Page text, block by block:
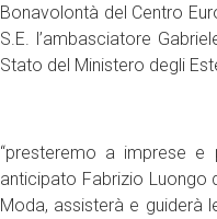
Bonavolontà del Centro
S.E. l’ambasciatore
Stato del Ministero degli
“presteremo a imprese e
anticipato Fabrizio Luongo
Moda, assisterà e guiderà